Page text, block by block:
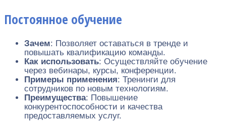
Постоянное обучение
Зачем: Позволяет оставаться в тренде и
повышать квалификацию команды.
Как использовать: Осуществляйте обучение
через вебинары, курсы, конференции.
Примеры применения: Тренинги для
сотрудников по новым технологиям.
Преимущества: Повышение
конкурентоспособности и качества
предоставляемых услуг.